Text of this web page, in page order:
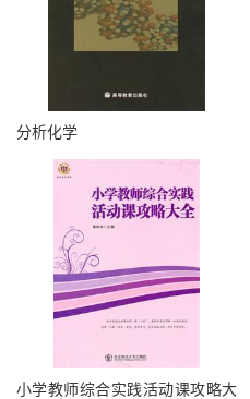
分析化学
小学教师综合实践活动课攻略大